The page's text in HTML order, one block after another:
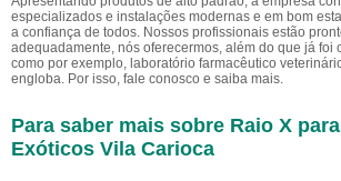
especializados e instalações modernas e em bom
a confiança de todos. Nossos profissionais estão
adequadamente, nós oferecermos, além do que já foi
como por exemplo, laboratório farmacêutico
engloba. Por isso, fale conosco e saiba mais.
Para saber mais sobre Raio X
Exóticos Vila Carioca